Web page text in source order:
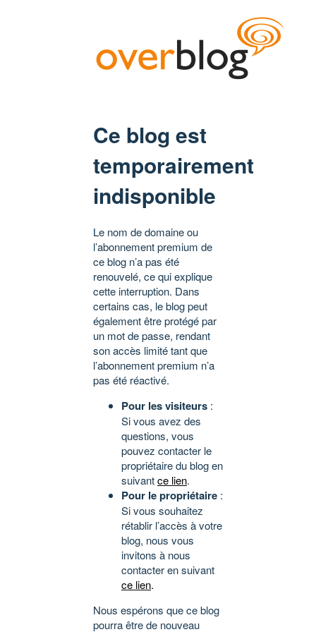
Ce blog est
temporairement
indisponible
Le nom de domaine ou
l’abonnement premium de
ce blog n’a pas été
renouvelé, ce qui explique
cette interruption. Dans
certains cas, le blog peut
également être protégé par
un mot de passe, rendant
son accès limité tant que
l’abonnement premium n’a
pas été réactivé.
Pour les visiteurs :
Si vous avez des
questions, vous
pouvez contacter le
propriétaire du blog en
suivantce lien.
Pour le propriétaire :
Si vous souhaitez
rétablir l’accès à votre
blog, nous vous
invitons à nous
contacter en suivant
ce lien.
Nous espérons que ce blog
pourra être de nouveau